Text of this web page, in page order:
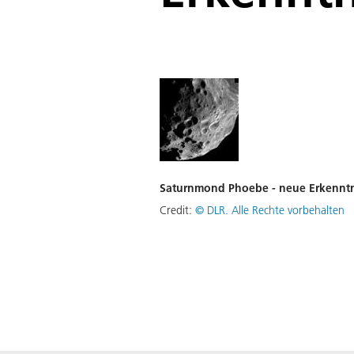
Saturnmond Phoebe - neue
Credit: © DLR. Alle Rechte vorbehalten